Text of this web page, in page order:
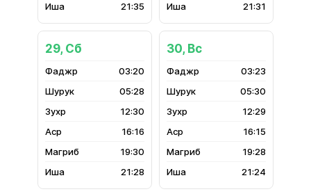
21:35
21:31
29, Сб
03:20
05:28
12:30
16:16
19:30
21:28
30, Вс
03:23
05:30
12:29
16:15
19:28
21:24